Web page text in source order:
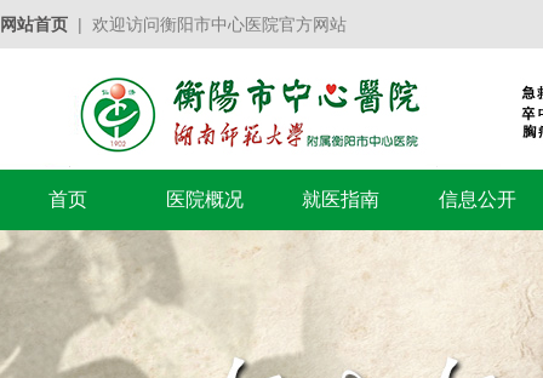
网站首页 | 欢迎访问衡阳市中心医院官方网站
首页 医院概况 就医指南 信息公开